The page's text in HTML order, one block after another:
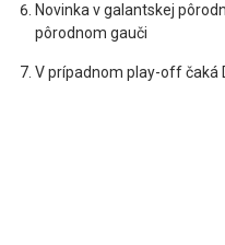
Novinka v galantskej
pôrodnom gauči
V prípadnom play-off čaká